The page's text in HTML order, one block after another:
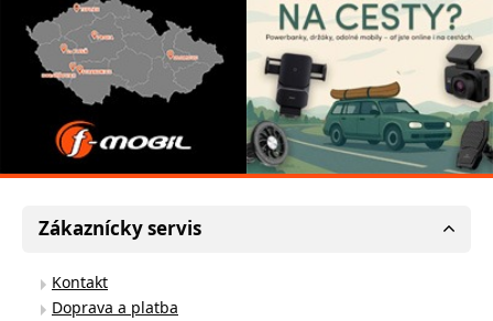
Zákaznícky servis
Kontakt
Doprava a platba